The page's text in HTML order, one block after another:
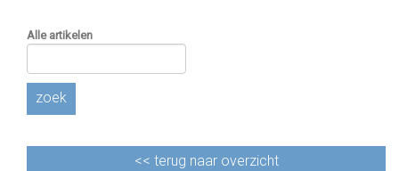
Alle artikelen
zoek
<< terug naar overzicht